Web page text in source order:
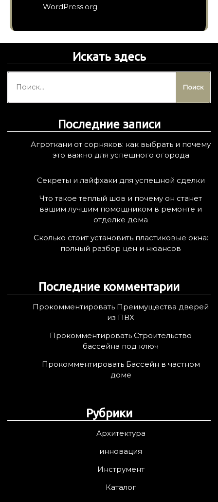
WordPress.org
Искать здесь
й
Последние записи
Агроткани от сорняков: как выбрать и почему
это важно для успешного огорода
Секреты и лайфхаки для успешной сделки
Что такое теплый шов и почему он станет
вашим лучшим помощником в ремонте и
отделке дома
Сколько стоит установить пластиковые окна:
полный разбор цен и нюансов
Последние комментарии
Прокомментировать Преимущества дверей
из ПВХ
Прокомментировать Строительство
бассейна под ключ
Прокомментировать Бассейн в частном
доме
Рубрики
Архитектура
инновация
Инструмент
Каталог